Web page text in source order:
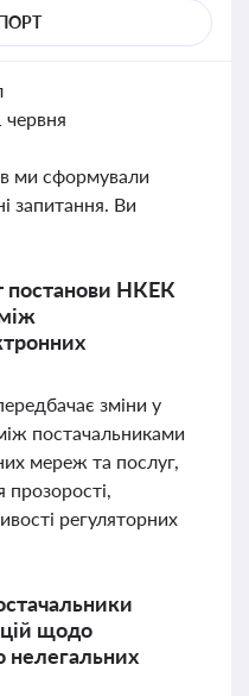
червня
ми сформували
запитання. Ви
постанови НКЕК
зміни у
постачальниками
мереж та послуг,
прозорості,
регуляторних
щодо